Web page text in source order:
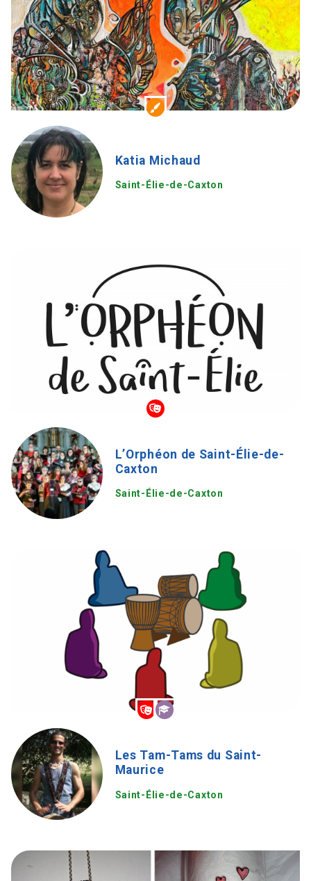
Katia Michaud
Saint-Élie-de-Caxton
L’Orphéon de Saint-Élie-de-
Caxton
Saint-Élie-de-Caxton
Les Tam-Tams du Saint-
Maurice
Saint-Élie-de-Caxton